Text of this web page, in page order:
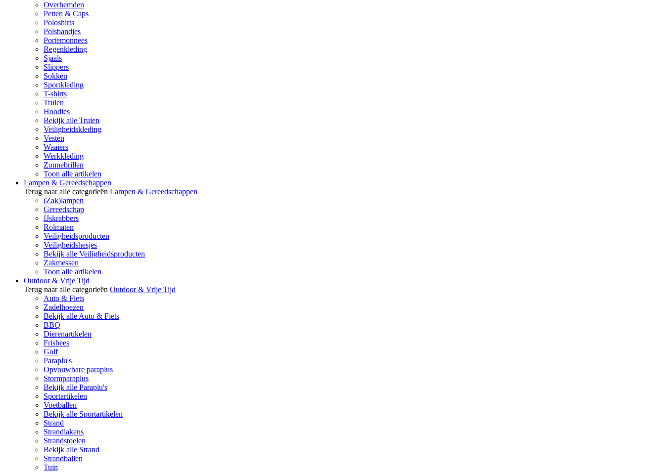
Overhemden
Petten & Caps
Poloshirts
Polsbandjes
Portemonnees
Regenkleding
Sjaals
Slippers
Sokken
Sportkleding
T-shirts
Truien
Hoodies
Bekijk alle Truien
Veiligheidskleding
Vesten
Waaiers
Werkkleding
Zonnebrillen
Toon alle artikelen
Lampen & Gereedschappen
Terug naar alle categorieën Lampen & Gereedschappen
(Zak)lampen
Gereedschap
IJskrabbers
Rolmaten
Veiligheidsproducten
Veiligheidshesjes
Bekijk alle Veiligheidsproducten
Zakmessen
Toon alle artikelen
Outdoor & Vrije Tijd
Terug naar alle categorieën Outdoor & Vrije Tijd
Auto & Fiets
Zadelhoezen
Bekijk alle Auto & Fiets
BBQ
Dierenartikelen
Frisbees
Golf
Paraplu's
Opvouwbare paraplus
Stormparaplus
Bekijk alle Paraplu's
Sportartikelen
Voetballen
Bekijk alle Sportartikelen
Strand
Strandlakens
Strandstoelen
Bekijk alle Strand
Strandballen
Tuin